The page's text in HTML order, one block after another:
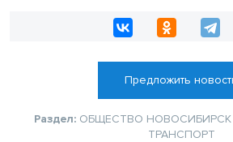
Предложить
Раздел: ОБЩЕСТВО НОВОСИБИРСК
ТРАНСПОРТ